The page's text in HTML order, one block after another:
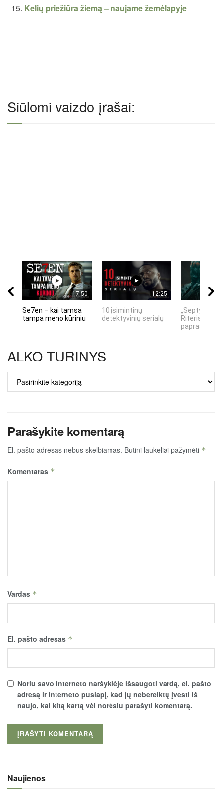
Kelių priežiūra žiemą – naujame žemėlapyje
Siūlomi vaizdo įrašai:
17:50
Se7en – kai tamsa
tampa meno kūriniu
12:25
10 įsimintinų
detektyvinių serialų
„Septynių
Riteris" – kai
ALKO TURINYS
ALKO
TURINYS
Parašykite komentarą
El. pašto adresas nebus skelbiamas. Būtini laukeliai pažymėti *
Komentaras *
Vardas *
El. pašto adresas *
Noriu savo interneto naršyklėje išsaugoti vardą, el. pašto
adresą ir interneto puslapį, kad jų nebereiktų įvesti iš
naujo, kai kitą kartą vėl norėsiu parašyti komentarą.
Naujienos